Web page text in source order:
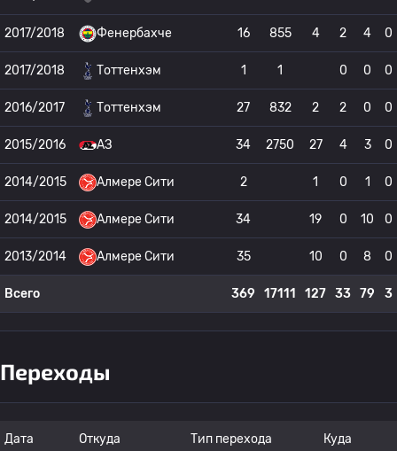
2017/2018 Фенербахче 16 855 4 2 4 0
2017/2018 Тоттенхэм 1 1 0 0 0
2016/2017 Тоттенхэм 27 832 2 2 0 0
2015/2016 АЗ 34 2750 27 4 3 0
2014/2015 Алмере Сити 2 1 0 1 0
2014/2015 Алмере Сити 34 19 0 10 0
2013/2014 Алмере Сити 35 10 0 8 0
Всего 369 17111 127 33 79 3
Переходы
Дата Откуда Тип перехода Куда